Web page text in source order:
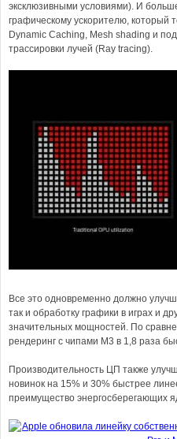
эксклюзивными условиями). И
графическому ускорителю, который
Dynamic Caching, Mesh shading и
трассировки лучей (Ray tracing).
Все это одновременно должно
так и обработку графики в играх и
значительных мощностей. По
рендеринг с чипами M3 в 1,8 раза
Производительность ЦП также
новинок на 15% и 30% быстрее
преимущество энергосберегающих